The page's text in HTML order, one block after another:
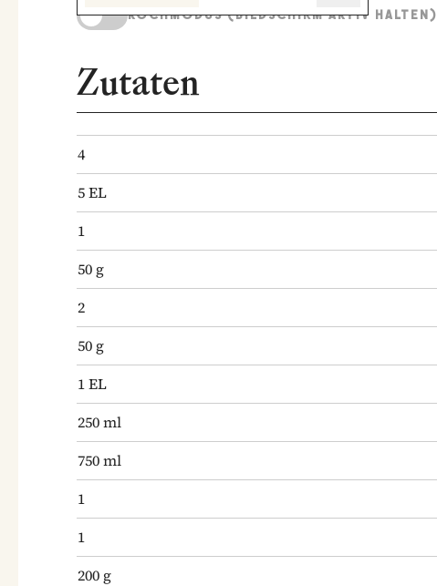
KOCHMODUS (BILDSCHIRM AKTIV HALTEN)
Zutaten
4
5EL
1
50 g
2
50 g
1EL
250ml
750ml
1
1
200 g